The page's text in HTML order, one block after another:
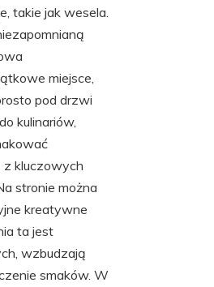
takie jak wesela.
miejsce,
pod drzwi
kulinariów,
z kluczowych
stronie można
kreatywne
ta jest
wzbudzają
smaków. W